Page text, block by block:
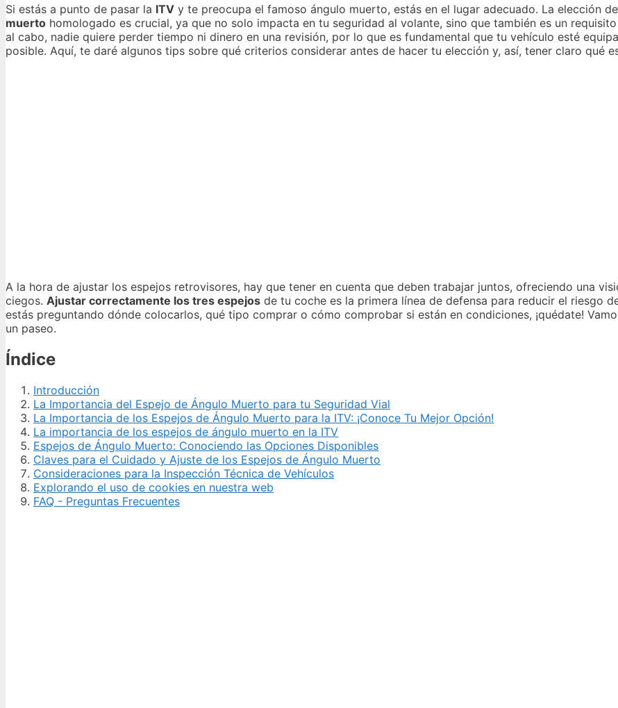
Si estás a punto de pasar la ITV y te preocupa el famoso ángulo muerto, estás en el lugar adecuado. La elección
muerto homologado es crucial, ya que no solo impacta en tu seguridad al volante, sino que también es un
al cabo, nadie quiere perder tiempo ni dinero en una revisión, por lo que es fundamental que tu vehículo esté
posible. Aquí, te daré algunos tips sobre qué criterios considerar antes de hacer tu elección y, así, tener claro qué
A la hora de ajustar los espejos retrovisores, hay que tener en cuenta que deben trabajar juntos, ofreciendo una
ciegos. Ajustar correctamente los tres espejos de tu coche es la primera línea de defensa para reducir el riesgo
estás preguntando dónde colocarlos, qué tipo comprar o cómo comprobar si están en condiciones, ¡quédate!
un paseo.
Índice
Introducción
La Importancia del Espejo de Ángulo Muerto para tu Seguridad Vial
La Importancia de los Espejos de Ángulo Muerto para la ITV: ¡Conoce Tu Mejor Opción!
La importancia de los espejos de ángulo muerto en la ITV
Espejos de Ángulo Muerto: Conociendo las Opciones Disponibles
Claves para el Cuidado y Ajuste de los Espejos de Ángulo Muerto
Consideraciones para la Inspección Técnica de Vehículos
Explorando el uso de cookies en nuestra web
FAQ - Preguntas Frecuentes